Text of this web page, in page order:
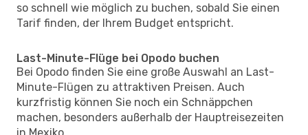
so schnell wie möglich zu buchen, sobald Sie einen
Tarif finden, der Ihrem Budget entspricht.
Last-Minute-Flüge bei Opodo buchen
Bei Opodo finden Sie eine große Auswahl an Last-
Minute-Flügen zu attraktiven Preisen. Auch
kurzfristig können Sie noch ein Schnäppchen
machen, besonders außerhalb der Hauptreisezeiten